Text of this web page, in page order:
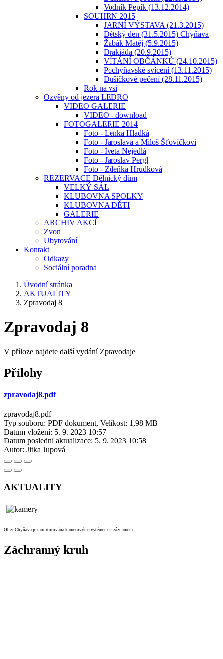
Vodník Pepík (13.12.2014)
SOUHRN 2015
JARNÍ VÝSTAVA (21.3.2015)
Dětský den (31.5.2015) Chyňava
Žabák Matěj (5.9.2015)
Drakiáda (20.9.2015)
VÍTÁNÍ OBČÁNKŮ (24.10.2015)
Pochyňavské svícení (13.11.2015)
Dušičkové pečení (28.11.2015)
Rok na vsi
Ozvěny od jezera LEDRO
VIDEO GALERIE
VIDEO - download
FOTOGALERIE 2014
Foto - Lenka Hladká
Foto - Jaroslava a Miloš Šťovíčkovi
Foto - Iveta Nejedlá
Foto - Jaroslav Pergl
Foto - Zdeňka Hrudková
REZERVACE Dělnický dům
VELKÝ SÁL
KLUBOVNA SPOLKY
KLUBOVNA DĚTI
GALERIE
ARCHIV AKCÍ
Zvon
Ubytování
Kontakt
Odkazy
Sociální poradna
Úvodní stránka
AKTUALITY
Zpravodaj 8
Zpravodaj 8
V příloze najdete další vydání Zpravodaje
Přílohy
zpravodaj8.pdf
zpravodaj8.pdf
Typ souboru: PDF dokument, Velikost: 1,98 MB
Datum vložení: 5. 9. 2023 10:57
Datum poslední aktualizace: 5. 9. 2023 10:58
Autor: Jitka Jupová
AKTUALITY
Obec Chyňava je monitorována kamerovým systémem se záznamem
Záchranný kruh